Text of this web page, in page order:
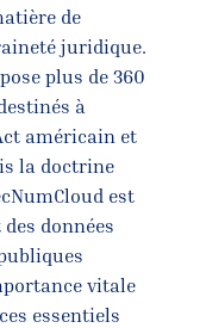
de
juridique.
plus de 360
à
américain et
la doctrine
est
données
vitale
essentiels